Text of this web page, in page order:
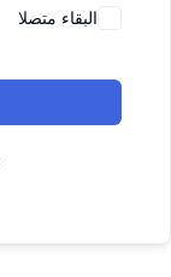
البقاء متصلا